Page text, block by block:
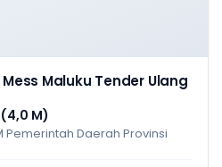
Maluku Tender Ulang
M)
Pemerintah Daerah Provinsi